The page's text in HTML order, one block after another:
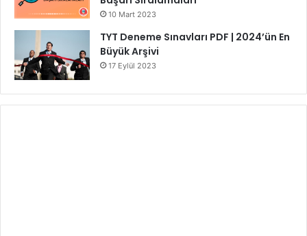
10 Mart 2023
TYT Deneme Sınavları PDF | 2024’ün En
Büyük Arşivi
17 Eylül 2023